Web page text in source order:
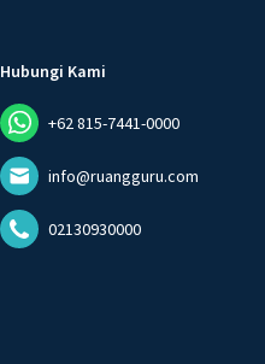
Hubungi Kami
+62 815-7441-0000
info@ruangguru.com
02130930000